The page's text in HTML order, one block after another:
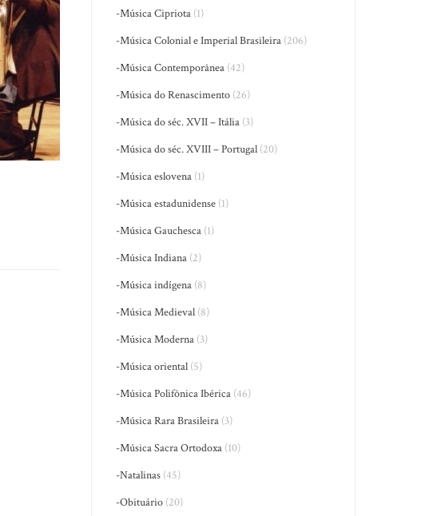
-Música Cipriota (1)
-Música Colonial e Imperial Brasileira (206)
-Música Contemporânea (42)
-Música do Renascimento (26)
-Música do séc. XVII – Itália (3)
-Música do séc. XVIII – Portugal (20)
-Música eslovena (1)
-Música estadunidense (1)
-Música Gauchesca (1)
-Música Indiana (2)
-Música indígena (8)
-Música Medieval (8)
-Música Moderna (3)
-Música oriental (5)
-Música Polifônica Ibérica (46)
-Música Rara Brasileira (3)
-Música Sacra Ortodoxa (10)
-Natalinas (45)
-Obituário (20)